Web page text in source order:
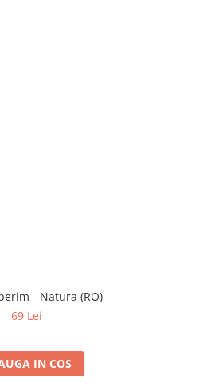
- Natura (RO)
69 Lei
IN COS